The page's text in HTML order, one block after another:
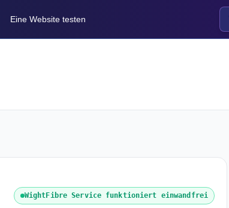
Eine Website testen
WightFibre Service funktioniert einwandfrei